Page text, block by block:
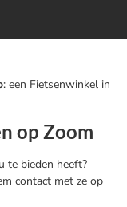
: een Fietsenwinkel in
op Zoom
te bieden heeft?
contact met ze op